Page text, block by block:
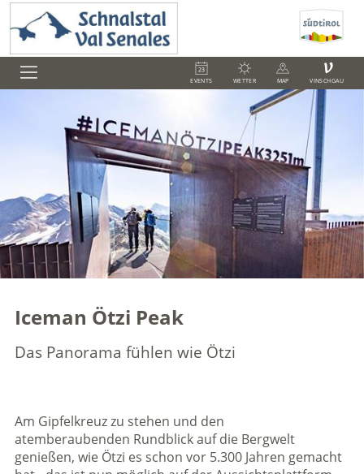
EVENTS WETTER MAP
V
VINSCHGAU
Iceman Ötzi Peak
Das Panorama fühlen wie Ötzi
Am Gipfelkreuz zu stehen und den
atemberaubenden Rundblick auf die Bergwelt
genießen, wie Ötzi es schon vor 5.300 Jahren gemacht